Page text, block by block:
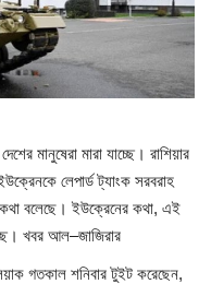
মানুষেরা মারা যাচ্ছে। রাশিয়ার
লেপার্ড ট্যাংক সরবরাহ
কথা বলেছে। ইউক্রেনের কথা, এই
খবর আল–জাজিরার
গতকাল শনিবার টুইট করেছেন,